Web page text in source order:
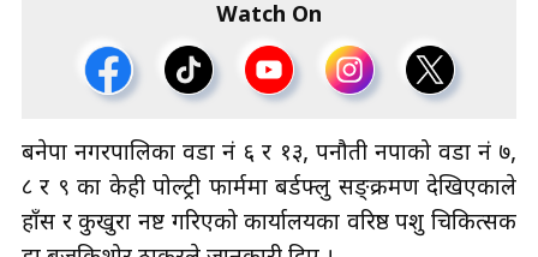
Watch On
बनेपा नगरपालिका वडा नं ६ र १३, पनौती नपाको वडा नं ७,
८ र ९ का केही पोल्ट्री फार्ममा बर्डफ्लु सङ्क्रमण देखिएकाले
हाँस र कुखुरा नष्ट गरिएको कार्यालयका वरिष्ठ पशु चिकित्सक